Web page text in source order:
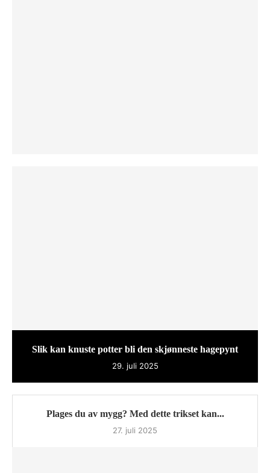
Slik kan knuste potter bli den skjønneste hagepynt
29. juli 2025
Plages du av mygg? Med dette trikset kan...
27. juli 2025